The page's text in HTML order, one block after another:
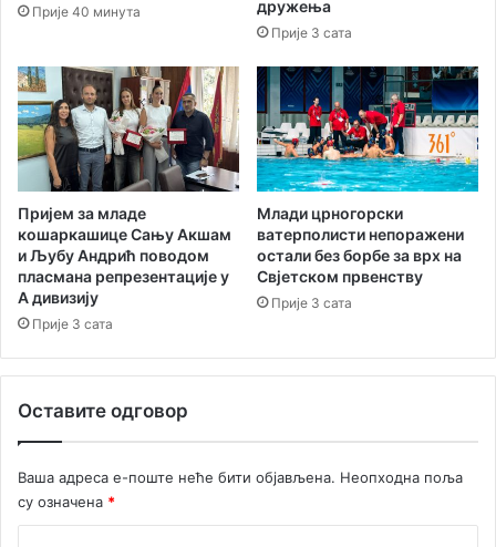
В
а
њ
е
ш
е
и
ћ
и
ј
е
Прије 40 минута дружења
Прије 3 сата
Пријем за младе
кошаркашице Сању Акшам
и Љубу Андрић поводом
пласмана репрезентације у
А дивизију
Прије 3 сата
Млади црногорски
ватерполисти непоражени
остали без борбе за врх на
Свјетском првенству
Прије 3 сата
Оставите одговор
Ваша адреса е-поште неће бити објављена. Неопходна поља
су означена *